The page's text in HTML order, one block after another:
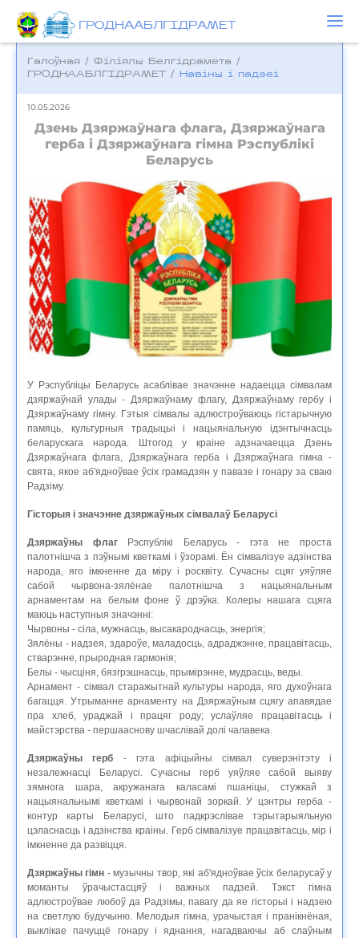
ГРОДНААБЛГІДРАМЕТ
Галоўная / Фiлiялы Белгiдрамета /
ГРОДНААБЛГІДРАМЕТ / Навіны і падзеі
10.05.2026
Дзень Дзяржаўнага флага, Дзяржаўнага
герба і Дзяржаўнага гімна Рэспублікі
Беларусь
У Рэспубліцы Беларусь асаблівае значэнне надаецца сімвалам
дзяржаўнай улады - Дзяржаўнаму флагу, Дзяржаўнаму гербу і
Дзяржаўнаму гімну. Гэтыя сімвалы адлюстроўваюць гістарычную
памяць, культурныя традыцыі і нацыянальную ідэнтычнасць
беларускага народа. Штогод у краіне адзначаецца Дзень
Дзяржаўнага флага, Дзяржаўнага герба і Дзяржаўнага гімна -
свята, якое аб'ядноўвае ўсіх грамадзян у павазе і гонару за сваю
Радзіму.
Гісторыя і значэнне дзяржаўных сімвалаў Беларусі
Дзяржаўны флагРэспублікі Беларусь - гэта не проста
палотнішча з пэўнымі кветкамі і ўзорамі. Ён сімвалізуе адзінства
народа, яго імкненне да міру і росквіту. Сучасны сцяг уяўляе
сабой чырвона-зялёнае палотнішча з нацыянальным
арнаментам на белым фоне ў дрэўка. Колеры нашага сцяга
маюць наступныя значэнні:
Чырвоны - сіла, мужнасць, высакароднасць, энергія;
Зялёны - надзея, здароўе, маладосць, адраджэнне, працавітасць,
стварэнне, прыродная гармонія;
Белы - чысціня, бязгрэшнасць, прымірэнне, мудрасць, веды.
Арнамент - сімвал старажытнай культуры народа, яго духоўнага
багацця. Утрыманне арнаменту на Дзяржаўным сцягу апавядае
пра хлеб, ураджай і працяг роду; услаўляе працавітасць і
майстэрства - першааснову шчаслівай долі чалавека.
Дзяржаўны герб - гэта афіцыйны сімвал суверэнітэту і
незалежнасці Беларусі. Сучасны герб уяўляе сабой выяву
зямнога шара, акружанага каласамі пшаніцы, стужкай з
нацыянальнымі кветкамі і чырвонай зоркай. У цэнтры герба -
контур карты Беларусі, што падкрэслівае тэрытарыяльную
цэласнасць і адзінства краіны. Герб сімвалізуе працавітасць, мір і
імкненне да развіцця.
Дзяржаўны гімн - музычны твор, які аб'ядноўвае ўсіх беларусаў у
моманты ўрачыстасцяў і важных падзей. Тэкст гімна
адлюстроўвае любоў да Радзімы, павагу да яе гісторыі і надзею
на светлую будучыню. Мелодыя гімна, урачыстая і пранікнёная,
выклікае пачуццё гонару і яднання, нагадваючы аб слаўным